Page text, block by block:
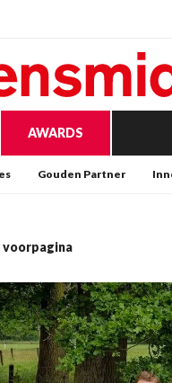
AWARDS
Gouden Partner
voorpagina